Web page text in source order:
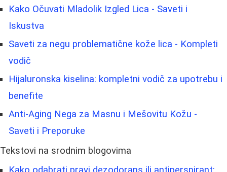
Kako Očuvati Mladolik Izgled Lica - Saveti i
Iskustva
Saveti za negu problematične kože lica - Kompleti
vodič
Hijaluronska kiselina: kompletni vodič za upotrebu i
benefite
Anti-Aging Nega za Masnu i Mešovitu Kožu -
Saveti i Preporuke
Tekstovi na srodnim blogovima